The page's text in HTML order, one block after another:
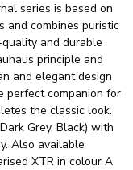
series is based on
and combines puristic
and durable
principle and
and elegant design
perfect companion for
the classic look.
Grey, Black) with
Also available
XTR in colour A